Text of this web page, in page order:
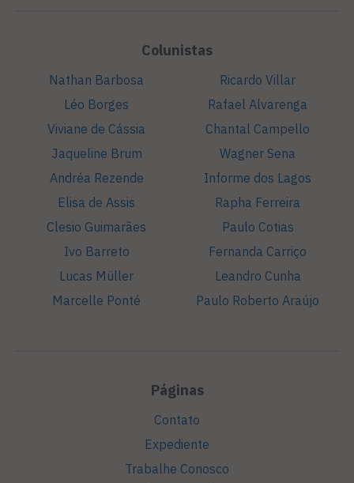
Colunistas
Nathan Barbosa
Léo Borges
Viviane de Cássia
Jaqueline Brum
Andréa Rezende
Elisa de Assis
Clesio Guimarães
Ivo Barreto
Lucas Müller
Marcelle Ponté
Ricardo Villar
Rafael Alvarenga
Chantal Campello
Wagner Sena
Informe dos Lagos
Rapha Ferreira
Paulo Cotias
Fernanda Carriço
Leandro Cunha
Paulo Roberto Araújo
Páginas
Contato
Expediente
Trabalhe Conosco